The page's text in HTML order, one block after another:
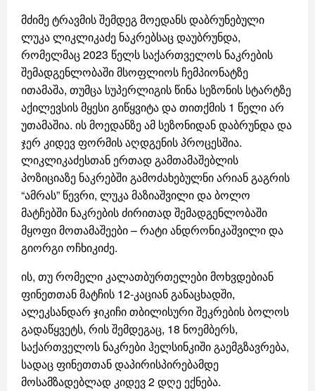
მძიმე ტრავმის შემდეგ მოედანს დაბრუნებული
ლუკა ლიკლიკაძე ნაკრებსაც დაუბრუნდა,
რომელმაც 2023 წელს საქართველოს ნაკრების
შემადგენლობაში მსოფლიოს ჩემპიონატზე
ითამაშა, თუმცა სუპერლიგის წინა სეზონის სტარტზე
აქილევსის მყესი გიწყვიტა და თითქმის 1 წელი არ
უთამაშია. ის მოედანზე ამ სეზონიდან დაბრუნდა და
ჯერ კიდევ ფორმის აღდგენის პროცესშია.
ლიკლიკაძესთან ერთად გამთამაშებლის
პოზიციაზე ნაკრებში გამოძახებულნი არიან გაგრის
“ამრას” წევრი, ლუკა მაზიაშვილი და ბოლო
მატჩებში ნაკრების ძირითად შემადგენლობაში
მყოფი მოთამაშეები – რატი ანდრონიკაშვილი და
გიორგი ოჩხიკიძე.
ის, თუ რომელი კალათბურთელები მოხვდებიან
ფინეთთან მატჩის 12-კაციან განაცხადში,
ალეკსანდარ ჯიკიჩი თბილისური შეკრების ბოლოს
გადაწყვეტს, რის შემდეგაც, 18 ნოემბერს,
საქართველოს ნაკრები ჰელსინკიში გაემგზავრება,
სადაც ფინეთთან დაპირისპირებამდე
მოსამზადებლად კიდევ 2 დღე ექნება.